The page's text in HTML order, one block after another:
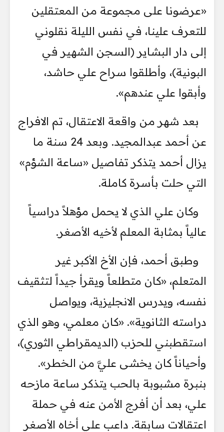
«عرضونا على مجموعة من المعتقلين
للتعرف علينا، في نفس الليلة نقلوني
إلى دار البشاير (السجن الشهير في
البونية)، وأطلقوا سراح علي حاشد،
وأبقوا علي عندهم».
بعد شهر من واقعة الاعتقال، تم الافراج
عن أحمد عبدالمجيد. وبعد 24 سنة ما
يزال أحمد يتذكر تفاصيل «ساعة الشؤم»
التي حلت بأسرة كاملة.
وكان علي الذي لا يحمل مؤهلاً دراسياً
عالياً بمثابة المعلم لأخيه الأصغر.
وطبق أحمد، فإن الأخ الأكبر غير
المتعلم، «كان متطلعاً ويقرأ جيداً لتثقيف
نفسه، ويدرس الانجليزية، ويواصل
دراسته الثانوية». «كان معلمي، وهو الذي
استقطبني للحزب (الديمقراطي الثوري)،
وأحياناً كان يخشى عليَّ من الخطر».
بنبرة مشبوبة بالحب يتذكر ساعة مازحه
علي، بعد أن أفرج الأمن عنه في حملة
اعتقالات سابقة. داعب علي أخاه الأصغر